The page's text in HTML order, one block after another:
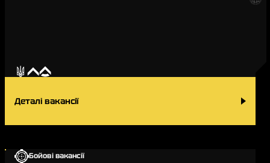
Деталі вакансії
Бойові вакансії